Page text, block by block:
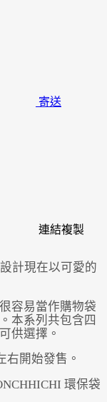
寄送
連結複製
by GliaStudios
計現在以可愛的
容易當作購物袋
本系列共包含四
供選擇。
右開始發售。